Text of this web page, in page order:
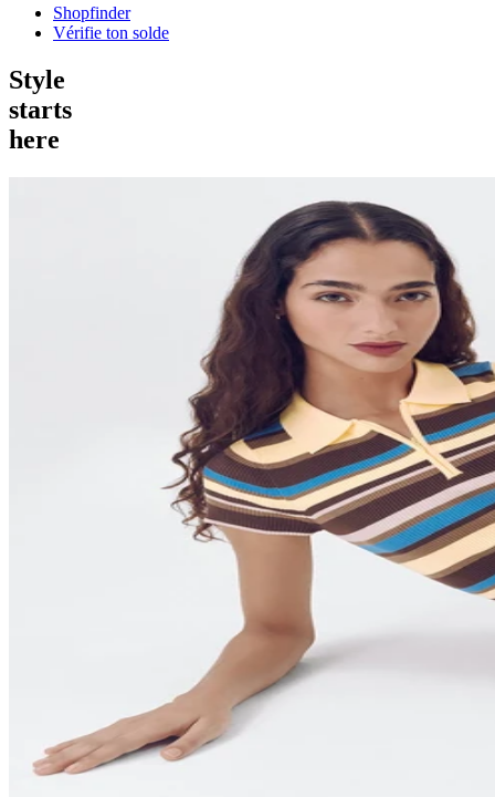
Shopfinder
Vérifie ton solde
Style
starts
here